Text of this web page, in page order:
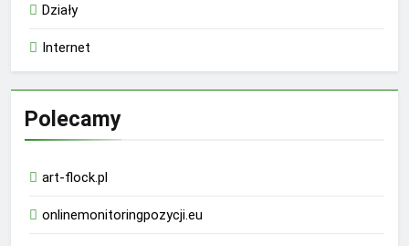
Działy
Internet
Polecamy
art-flock.pl
onlinemonitoringpozycji.eu